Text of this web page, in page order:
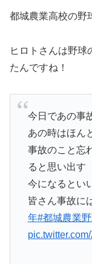
都城農業高校の野
ヒロトさんは野球
たんですね！
今日であの事
あの時はほん
事故のこと忘
ると思い出す
今になるとい
皆さん事故に
年#都城農業